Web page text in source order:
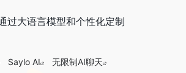
过大语言模型和个性化定制
Saylo AI 无限制AI聊天